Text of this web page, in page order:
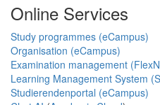
Online Services
Study programmes (eCampus)
Organisation (eCampus)
Examination management
Learning Management System
Studierendenportal (eCampus)